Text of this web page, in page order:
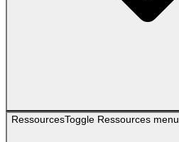
RessourcesToggle Ressources menu